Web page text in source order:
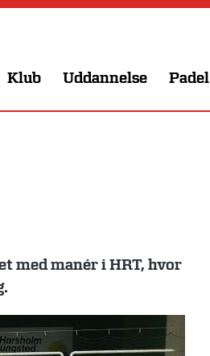
Klub Uddannelse Padel
med manér i HRT, hvor